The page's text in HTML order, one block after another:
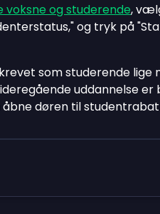
voksne og studerende,
og tryk på
som studerende lige
uddannelse
døren til